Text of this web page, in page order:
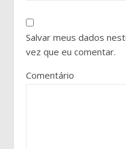
Salvar meus dados
vez que eu comentar.
Comentário